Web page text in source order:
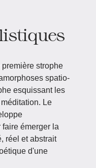
strophe
spatio-
esquissant les
Le
émerger la
réel et abstrait
d'une